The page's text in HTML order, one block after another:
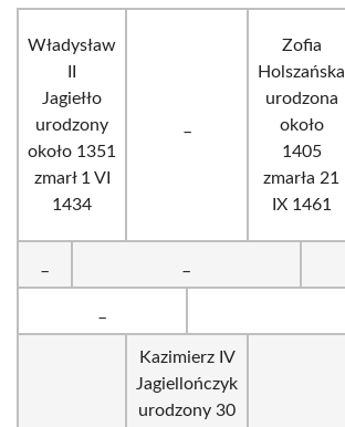
Władysław
Jagiełło
urodzony
około 1351
zmarł 1 VI
1434
Zofia
Holszańska
urodzona
około
1405
zmarła 21
IX 1461
Kazimierz IV
Jagiellończyk
urodzony 30